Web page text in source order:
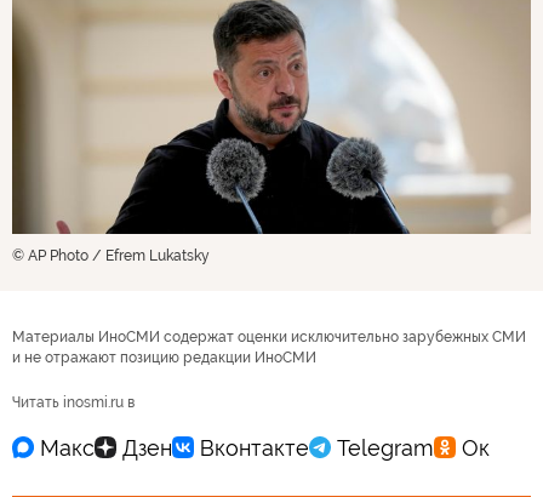
© AP Photo / Efrem Lukatsky
Материалы ИноСМИ содержат оценки исключительно зарубежных СМИ
и не отражают позицию редакции ИноСМИ
Читать inosmi.ru в